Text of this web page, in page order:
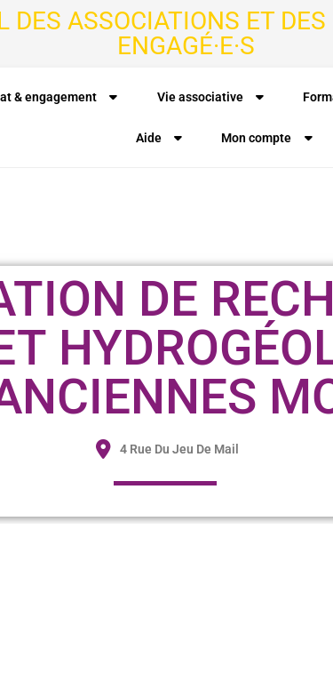
DES ASSOCIATIONS ET DES
ENGAGÉ·E·S
& engagement Vie associative
Aide Mon compte
DE
4 Rue Du Jeu De Mail